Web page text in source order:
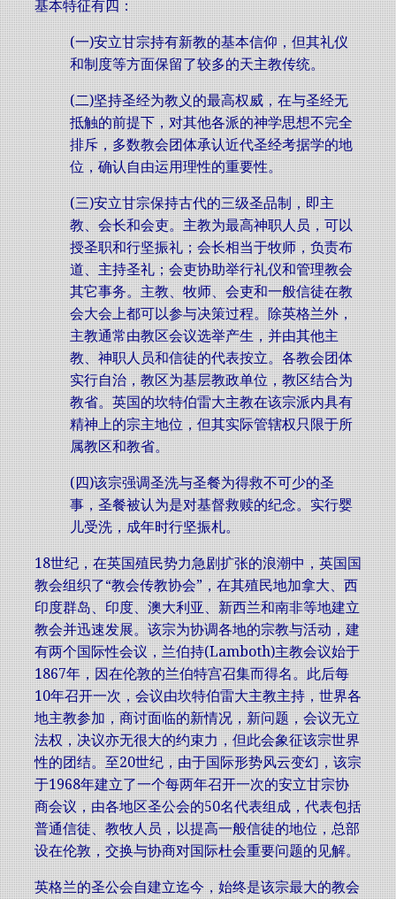
基本特征有四：
(一)安立甘宗持有新教的基本信仰，但其礼仪
和制度等方面保留了较多的天主教传统。
(二)坚持圣经为教义的最高权威，在与圣经无
抵触的前提下，对其他各派的神学思想不完全
排斥，多数教会团体承认近代圣经考据学的地
位，确认自由运用理性的重要性。
(三)安立甘宗保持古代的三级圣品制，即主
教、会长和会吏。主教为最高神职人员，可以
授圣职和行坚振礼；会长相当于牧师，负责布
道、主持圣礼；会吏协助举行礼仪和管理教会
其它事务。主教、牧师、会吏和一般信徒在教
会大会上都可以参与决策过程。除英格兰外，
主教通常由教区会议选举产生，并由其他主
教、神职人员和信徒的代表按立。各教会团体
实行自治，教区为基层教政单位，教区结合为
教省。英国的坎特伯雷大主教在该宗派内具有
精神上的宗主地位，但其实际管辖权只限于所
属教区和教省。
(四)该宗强调圣洗与圣餐为得救不可少的圣
事，圣餐被认为是对基督救赎的纪念。实行婴
儿受洗，成年时行坚振札。
18世纪，在英国殖民势力急剧扩张的浪潮中，英国国
教会组织了“教会传教协会”，在其殖民地加拿大、西
印度群岛、印度、澳大利亚、新西兰和南非等地建立
教会并迅速发展。该宗为协调各地的宗教与活动，建
有两个国际性会议，兰伯持(Lamboth)主教会议始于
1867年，因在伦敦的兰伯特宫召集而得名。此后每
10年召开一次，会议由坎特伯雷大主教主持，世界各
地主教参加，商讨面临的新情况，新问题，会议无立
法权，决议亦无很大的约束力，但此会象征该宗世界
性的团结。至20世纪，由于国际形势风云变幻，该宗
于1968年建立了一个每两年召开一次的安立甘宗协
商会议，由各地区圣公会的50名代表组成，代表包括
普通信徒、教牧人员，以提高一般信徒的地位，总部
设在伦敦，交换与协商对国际杜会重要问题的见解。
英格兰的圣公会自建立迄今，始终是该宗最大的教会